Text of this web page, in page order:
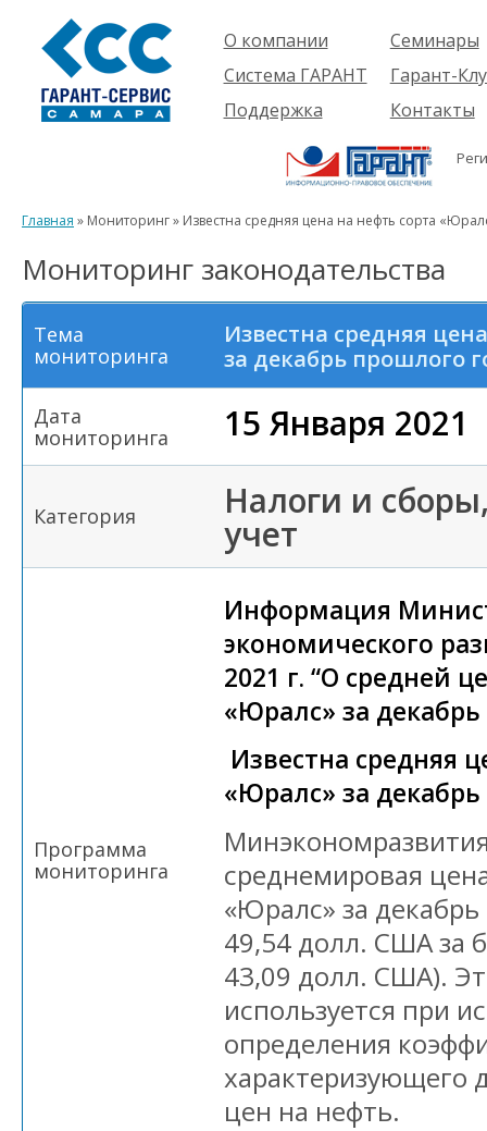
О компании
Компания
Проекты
Партнеры
Вакансии
Реквизиты
Информация
Система ГАРАНТ
О системе
решения
Комплекты
Новинки
Поддержка
Пользователям
Будущим
пользователям
Семинары
Об услуге
семинары
Гарант-
Контакты
Главная » Мониторинг » Известна средняя цена на нефть сорта
Мониторинг законодательства
Тема
мониторинга
Известна средняя
за декабрь прошлого
Дата
мониторинга
15 Января 2021
Категория Налоги и
учет
Программа
мониторинга
Информация
экономического
2021 г. “О средней
«Юралс» за декабрь
Известна средняя
«Юралс» за
среднемировая
«Юралс» за декабрь
49,54 долл. США за
43,09 долл. США).
используется при
определения
характеризующего
цен на нефть.